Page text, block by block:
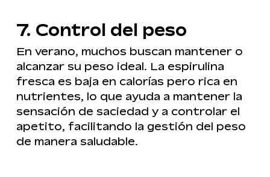
7. Control del peso
En verano, muchos buscan mantener o
alcanzar su peso ideal. La espirulina
fresca es baja en calorías pero rica en
nutrientes, lo que ayuda a mantener la
sensación de saciedad y a controlar el
apetito, facilitando la gestión del peso
de manera saludable.